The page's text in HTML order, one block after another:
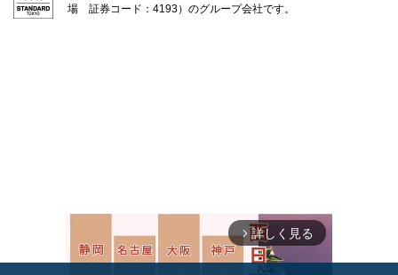
場 証券コード：4193）のグループ会社です。
arrow_forward_ios 詳しく見る